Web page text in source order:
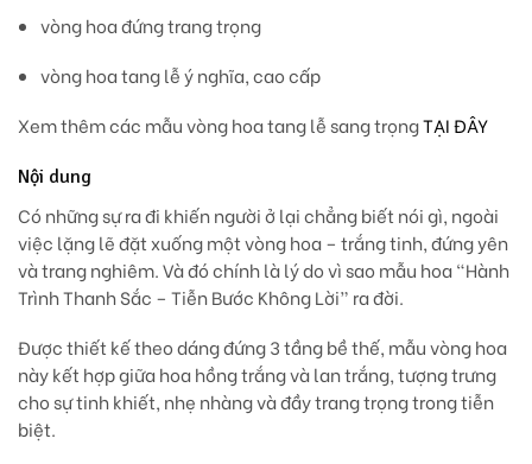
vòng hoa đứng trang trọng
vòng hoa tang lễ ý nghĩa, cao cấp
Xem thêm các mẫu vòng hoa tang lễ sang trọngTẠI ĐÂY
Nội dung
Có những sự ra đi khiến người ở lại chẳng biết nói gì, ngoài
việc lặng lẽ đặt xuống một vòng hoa – trắng tinh, đứng yên
và trang nghiêm.Và đó chính là lý do vì sao mẫu hoa“Hành
Trình Thanh Sắc – Tiễn Bước Không Lời” ra đời.
Được thiết kế theodáng đứng 3 tầng bề thế, mẫu vòng hoa
này kết hợp giữahoa hồng trắngvàlan trắng, tượng trưng
cho sự tinh khiết, nhẹ nhàng và đầy trang trọng trong tiễn
biệt.